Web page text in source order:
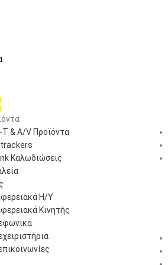
T & A/V Προϊόντα
Καλωδιώσεις
Η/Υ
Κινητής